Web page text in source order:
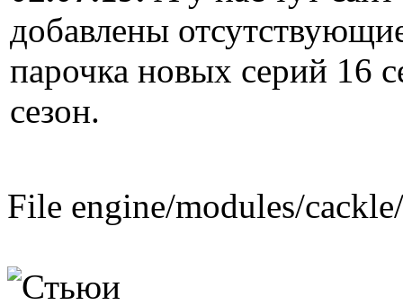
добавлены
парочка новых серий 16
сезон.
File engine/modules/